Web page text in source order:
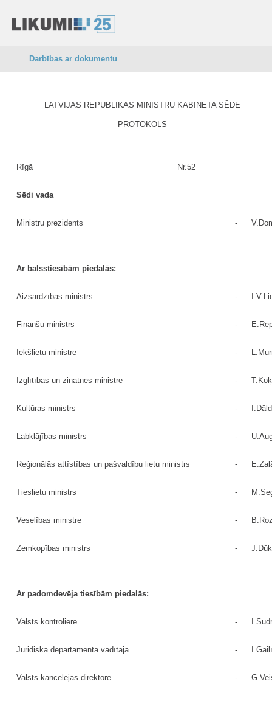
Darbības ar dokumentu
LATVIJAS REPUBLIKAS MINISTRU KABINETA SĒDE
PROTOKOLS
Rīgā Nr.52
Sēdi vada
Ministru prezidents -
Ar balsstiesībām piedalās:
Aizsardzības ministrs -
Finanšu ministrs -
Iekšlietu ministre -
Izglītības un zinātnes ministre -
Kultūras ministrs -
Labklājības ministrs -
Reģionālās attīstības un pašvaldību lietu ministrs -
Tieslietu ministrs -
Veselības ministre -
Zemkopības ministrs -
Ar padomdevēja tiesībām piedalās:
Valsts kontroliere -
Juridiskā departamenta vadītāja -
Valsts kancelejas direktore -